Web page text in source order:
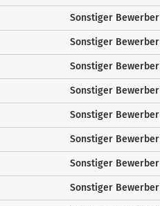
Sonstiger Bewerber
Sonstiger Bewerber
Sonstiger Bewerber
Sonstiger Bewerber
Sonstiger Bewerber
Sonstiger Bewerber
Sonstiger Bewerber
Sonstiger Bewerber